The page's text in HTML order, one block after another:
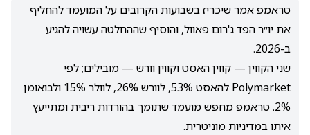
טראמפ אמר שיכריז בשבועות הקרובים על המועמד להחליף
את יו״ר הפד ג'רום פאוול, והוסיף שההחלטה עשויה להגיע
ב-2026.
שני הקווין — קווין האסט וקווין וורש — מובילים; לפי
Polymarket להאסט 53%, לוורש 26%, לוולר 15% ולבואומן
2%. טראמפ מחפש מועמד שתומך בהורדות ריבית ומתייעץ
איתו במדיניות מוניטרית.